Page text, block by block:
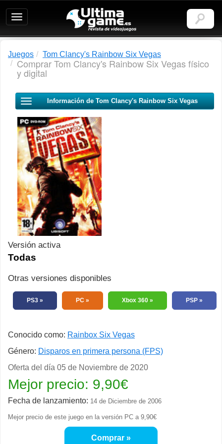
Ultimagame:
Revista
de
Juegos Tom Clancy's Rainbow Six Vegas
Comprar Tom Clancy's Rainbow Six Vegas físico
y digital
Información de Tom Clancy's Rainbow Six Vegas
Versión activa
Todas
Otras versiones disponibles
PS3 PC Xbox 360 PSP
Conocido como: Rainbox Six Vegas
Género: Disparos en primera persona (FPS)
Oferta del día 05 de Noviembre de 2020
Mejor precio: 9,90€
Fecha de lanzamiento: 14 de Diciembre de 2006
Mejor precio de este juego en la versión PC a 9,90€
Comprar